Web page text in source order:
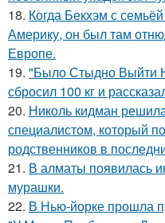
18. Когда Бекхэм с
Америку, он был там
Европе.
19. "Было Стыдно Выйти
сбросил 100 кг и
20. Николь кидман
специалистом, который
родственников в
21. В алматы появилась
мурашки.
22. В Нью-йорке прошла